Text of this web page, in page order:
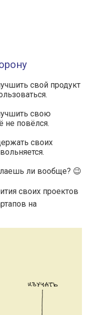
свой продукт
свою
не повёлся.
своих
ли вообще? 😉
своих проектов
на